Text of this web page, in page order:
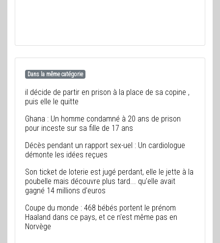
Dans la même catégorie
il décide de partir en prison à la place de sa copine ,
puis elle le quitte
Ghana : Un homme condamné à 20 ans de prison
pour inceste sur sa fille de 17 ans
Décès pendant un rapport sex-uel : Un cardiologue
démonte les idées reçues
Son ticket de loterie est jugé perdant, elle le jette à la
poubelle mais découvre plus tard... qu'elle avait
gagné 14 millions d'euros
Coupe du monde : 468 bébés portent le prénom
Haaland dans ce pays, et ce n'est même pas en
Norvège